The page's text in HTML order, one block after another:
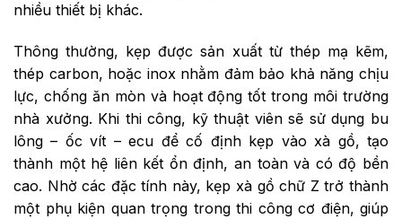
nhiều thiết bị khác.
Thông thường, kẹp được sản xuất từ thép mạ kẽm,
thép carbon, hoặc inox nhằm đảm bảo khả năng chịu
lực, chống ăn mòn và hoạt động tốt trong môi trường
nhà xưởng. Khi thi công, kỹ thuật viên sẽ sử dụng bu
lông – ốc vít – ecu để cố định kẹp vào xà gồ, tạo
thành một hệ liên kết ổn định, an toàn và có độ bền
cao. Nhờ các đặc tính này, kẹp xà gồ chữ Z trở thành
một phụ kiện quan trọng trong thi công cơ điện, giúp